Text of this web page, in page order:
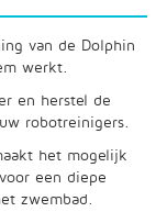
van de Dolphin
werkt.
en herstel de
robotreinigers.
het mogelijk
een diepe
zwembad.